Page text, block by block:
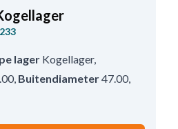
lager Kogellager,
, Buitendiameter47.00,